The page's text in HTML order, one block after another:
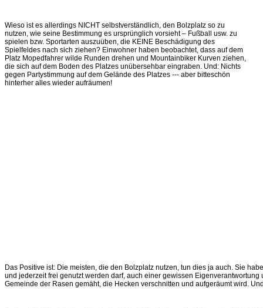
Wieso ist es allerdings NICHT selbstverständlich, den Bolzplatz so zu
nutzen, wie seine Bestimmung es ursprünglich vorsieht – Fußball usw. zu
spielen bzw. Sportarten auszuüben, die KEINE Beschädigung des
Spielfeldes nach sich ziehen? Einwohner haben beobachtet, dass auf dem
Platz Mopedfahrer wilde Runden drehen und Mountainbiker Kurven ziehen,
die sich auf dem Boden des Platzes unübersehbar eingraben. Und: Nichts
gegen Partystimmung auf dem Gelände des Platzes --- aber bitteschön
hinterher alles wieder aufräumen!
Das Positive ist: Die meisten, die den Bolzplatz nutzen, tun dies ja auch. Sie
und jederzeit frei genutzt werden darf, auch einer gewissen
Gemeinde der Rasen gemäht, die Hecken verschnitten und aufgeräumt wird.